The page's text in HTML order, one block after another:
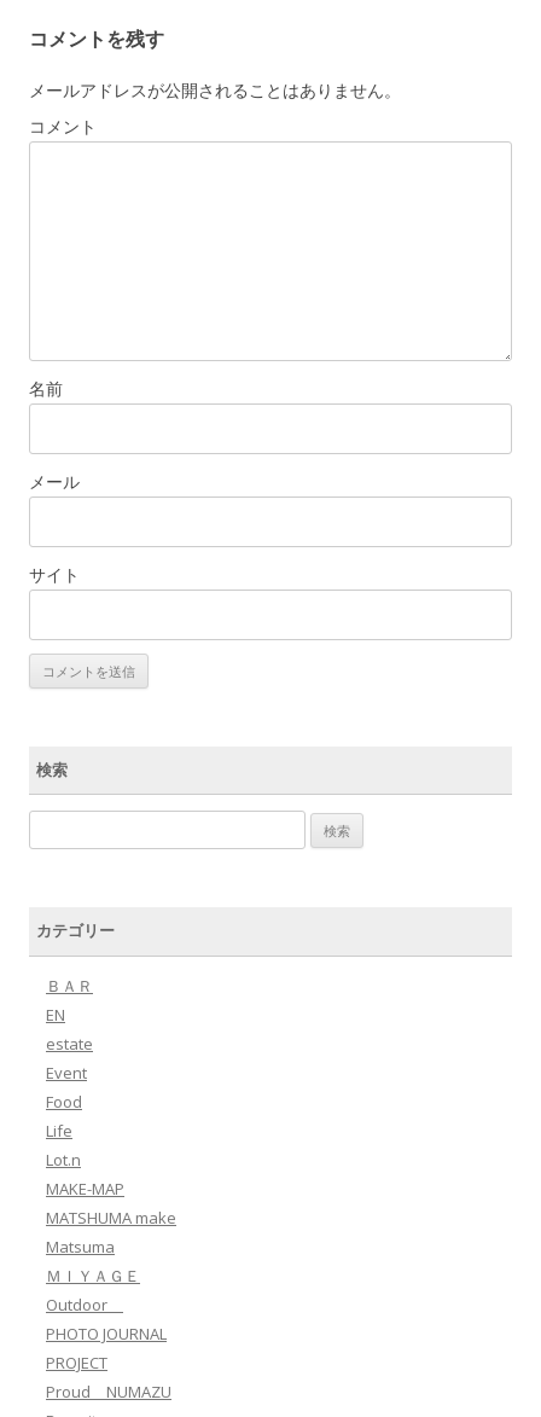
コメントを残す
メールアドレスが公開されることはありません。
コメント
名前
メール
サイト
検索
カテゴリー
ＢＡＲ
EN
estate
Event
Food
Life
Lot.n
MAKE-MAP
MATSHUMA make
Matsuma
ＭＩＹＡＧＥ
Outdoor
PHOTO JOURNAL
PROJECT
Proud NUMAZU